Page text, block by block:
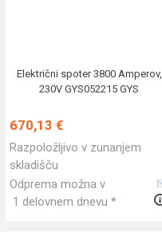
Električni spoter 3800 Amperov,
230V GYS052215 GYS
670,13 €
Razpoložljivo v zunanjem
skladišču
Odprema možna v
1 delovnem dnevu *